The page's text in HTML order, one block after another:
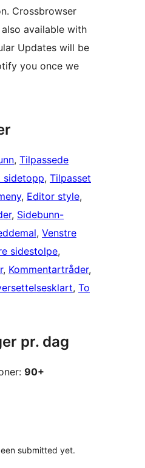
Crossbrowser
available with
Updates will be
you once we
, Tilpassede
sidetopp, Tilpasset
, Editor style
, Sidebunn-
, Venstre
sidestolpe
, Kommentartråder
, To
pr. dag
90+
submitted yet.